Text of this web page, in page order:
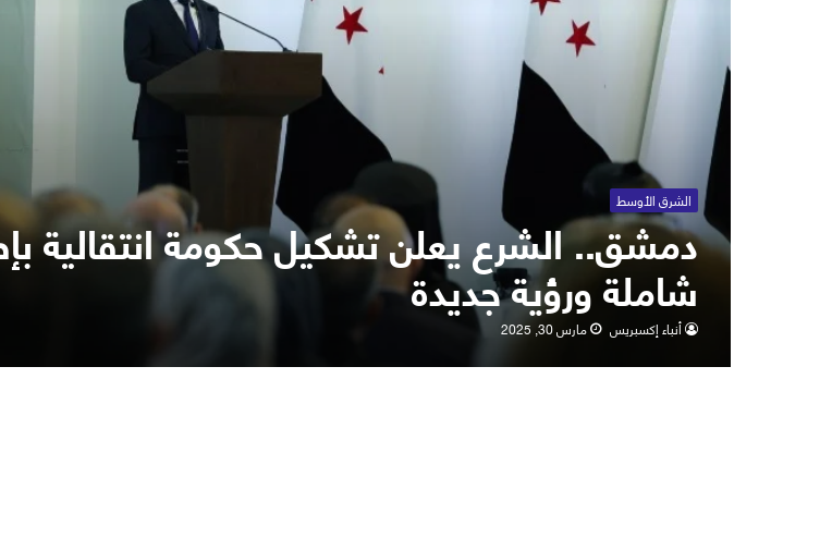
الشرق الأوسط
دمشق.. الشرع يعلن تشكيل حكومة انتقالية
شاملة ورؤية جديدة
أنباء إكسبريس مارس 30, 2025